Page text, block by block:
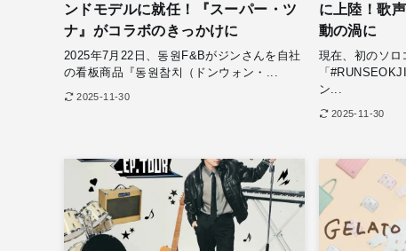
ンドモデルに就任！『スーパー・ツ
ナ』がコラボのきっかけに
2025年7月22日、동원F&Bがジンさんを自社
の看板商品『동원참치（ドンウォン・...
2025-11-30
に上陸！歌
動の渦に
現在、初のソロ
「
ン...
2025-11-30